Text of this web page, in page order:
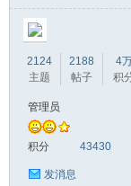
2124
主题
2188
帖子
4
积
管理员
积分 43430
发消息